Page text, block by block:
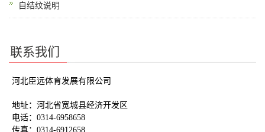
自结纹说明
联系我们
河北臣远体育发展有限公司
地址：河北省宽城县经济开发区
电话： 0314-6958658
传真： 0314-6912658